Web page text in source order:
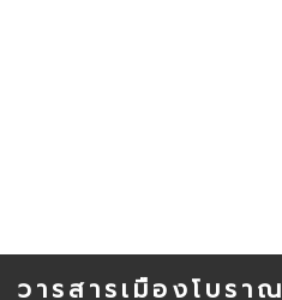
วารสารเมืองโบราณ